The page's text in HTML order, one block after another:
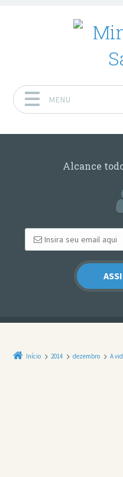
MENU
Alcance
Início 2014 dezembro A